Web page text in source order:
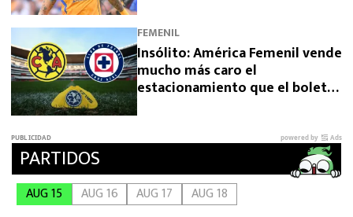
FEMENIL
Insólito: América Femenil vende
mucho más caro el
estacionamiento que el boleto